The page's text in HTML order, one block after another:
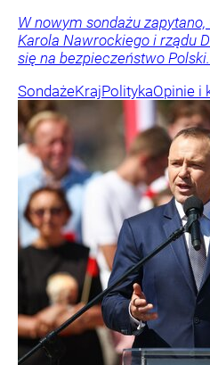
W nowym sondażu
Karola Nawrockiego i rządu
się na bezpieczeństwo
SondażeKrajPolitykaOpinie i